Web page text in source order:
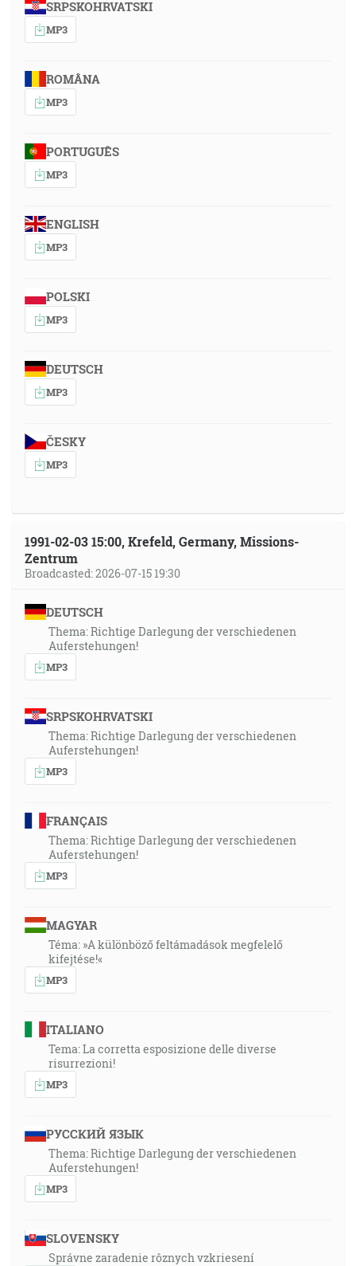
SRPSKOHRVATSKI
MP3
ROMÂNA
MP3
PORTUGUÊS
MP3
ENGLISH
MP3
POLSKI
MP3
DEUTSCH
MP3
ČESKY
MP3
1991-02-03 15:00, Krefeld, Germany, Missions-
Zentrum
Broadcasted: 2026-07-15 19:30
DEUTSCH
Thema: Richtige Darlegung der verschiedenen
Auferstehungen!
MP3
SRPSKOHRVATSKI
Thema: Richtige Darlegung der verschiedenen
Auferstehungen!
MP3
FRANÇAIS
Thema: Richtige Darlegung der verschiedenen
Auferstehungen!
MP3
MAGYAR
Téma: »A különböző feltámadások megfelelő
kifejtése!«
MP3
ITALIANO
Tema: La corretta esposizione delle diverse
risurrezioni!
MP3
РУССКИЙ ЯЗЫК
Thema: Richtige Darlegung der verschiedenen
Auferstehungen!
MP3
SLOVENSKY
Správne zaradenie rôznych vzkriesení